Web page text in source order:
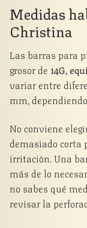
Medidas
Christina
Las barras para
grosor de 14G,
variar entre
mm,
No conviene
demasiado corta
irritación. Una
más de lo
no sabes qué
revisar la